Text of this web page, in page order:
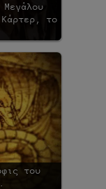
Κάρτερ, το
του